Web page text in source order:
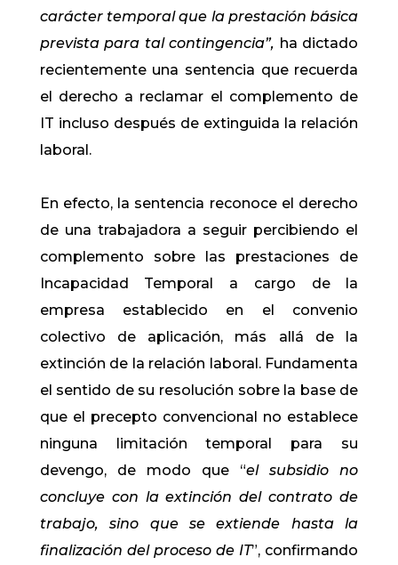
carácter temporal que la prestación básica
prevista para tal contingencia”, ha dictado
recientemente una sentencia que recuerda
el derecho a reclamar el complemento de
IT incluso después de extinguida la relación
laboral.
En efecto, la sentencia reconoce el derecho
de una trabajadora a seguir percibiendo el
complemento sobre las prestaciones de
Incapacidad Temporal a cargo de la
empresa establecido en el convenio
colectivo de aplicación, más allá de la
extinción de la relación laboral. Fundamenta
el sentido de su resolución sobre la base de
que el precepto convencional no establece
ninguna limitación temporal para su
devengo, de modo que “el subsidio no
concluye con la extinción del contrato de
trabajo, sino que se extiende hasta la
finalización del proceso de IT”, confirmando